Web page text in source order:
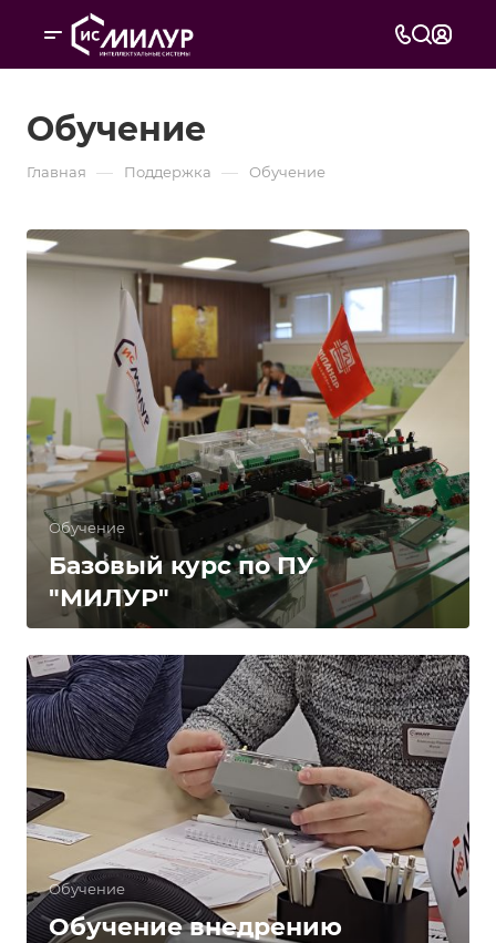
Обучение
Главная — Поддержка — Обучение
Обучение
Базовый курс по ПУ
"МИЛУР"
Обучение
Обучение внедрению